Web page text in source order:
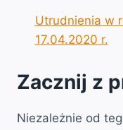
Utrudnienia w
17.04.2020 r.
Zacznij z
Niezależnie od